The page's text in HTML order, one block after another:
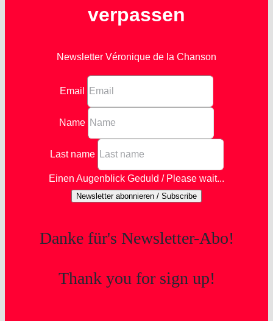
verpassen
Newsletter Véronique de la Chanson
Email
Name
Last name
Einen Augenblick Geduld / Please wait...
Newsletter abonnieren / Subscribe
Danke für's Newsletter-Abo!
Thank you for sign up!